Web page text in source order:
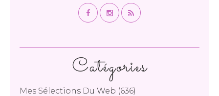
Catégories
Mes Sélections Du Web (636)